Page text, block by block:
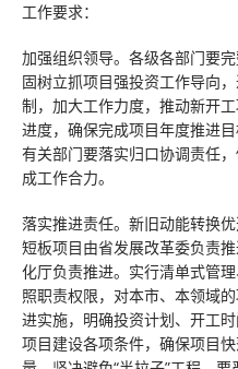
工作要求：
加强组织领导。各级各部门要
固树立抓项目强投资工作导向
制，加大工作力度，推动新开
进度，确保完成项目年度推进
有关部门要落实归口协调责任
成工作合力。
落实推进责任。新旧动能转换
短板项目由省发展改革委负责
化厅负责推进。实行清单式管
照职责权限，对本市、本领域
进实施，明确投资计划、开工
项目建设各项条件，确保项目